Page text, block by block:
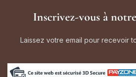
Inscrivez-vous à
Laissez votre email pour recevoir